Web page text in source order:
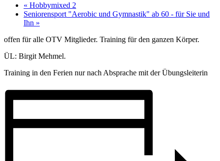
« Hobbymixed 2
Seniorensport "Aerobic und Gymnastik" ab 60 - für Sie und
Ihn »
offen für alle OTV Mitglieder. Training für den ganzen Körper.
ÜL: Birgit Mehmel.
Training in den Ferien nur nach Absprache mit der Übungsleiterin